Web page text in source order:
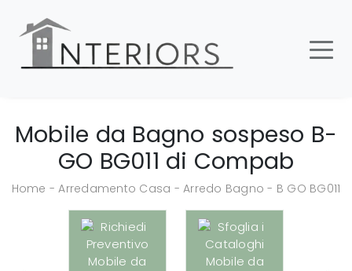
Mobile da Bagno sospeso B-
GO BG011 di Compab
Home -Arredamento Casa -Arredo Bagno - B GO BG011